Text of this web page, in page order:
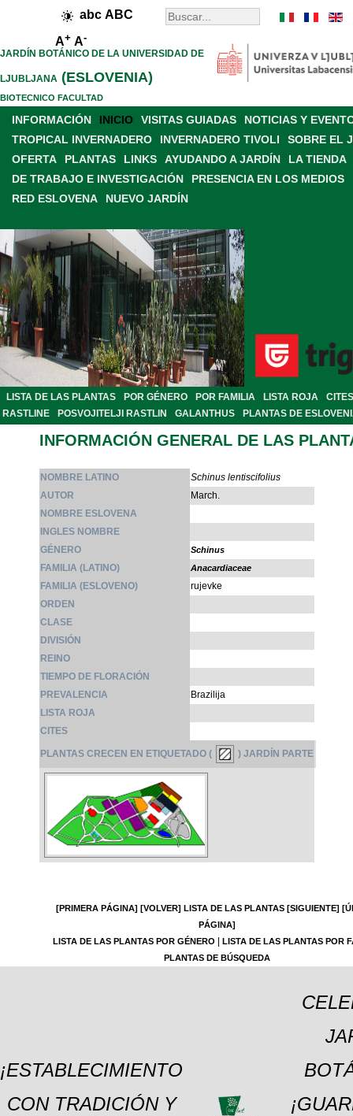
abc ABC
A+ A-
JARDÍN BOTÁNICO DE LA UNIVERSIDAD DE
LJUBLJANA (ESLOVENIA)
BIOTECNICO FACULTAD
INFORMACIÓN INICIO VISITAS GUIADAS
NOTICIAS Y
TROPICAL INVERNADERO
INVERNADERO TIVOLI
SOBRE EL
OFERTA
PLANTAS LINKS AYUDANDO A JARDÍN
LA TIENDA
DE TRABAJO E INVESTIGACIÓN
PRESENCIA EN LOS MEDIOS
RED ESLOVENA
NUEVO JARDÍN
LISTA DE LAS PLANTAS POR GÉNERO POR FAMILIA LISTA ROJA
CITES
RASTLINE
POSVOJITELJI RASTLIN GALANTHUS PLANTAS DE
INFORMACIÓN GENERAL DE LAS
NOMBRE LATINO
Schinus lentiscifolius
AUTOR
March.
NOMBRE ESLOVENA
INGLES NOMBRE
GÉNERO
Schinus
FAMILIA (LATINO) Anacardiaceae
FAMILIA (ESLOVENO)
rujevke
ORDEN
CLASE
DIVISIÓN
REINO
TIEMPO DE FLORACIÓN
PREVALENCIA
Brazilija
LISTA ROJA
CITES
PLANTAS CRECEN EN ETIQUETADO ( ) JARDÍN PARTE
[PRIMERA PÁGINA] [VOLVER] LISTA DE LAS PLANTAS [SIGUIENTE]
PÁGINA]
LISTA DE LAS PLANTAS POR GÉNERO
LISTA DE LAS PLANTAS POR
PLANTAS DE BÚSQUEDA
¡ESTABLECIMIENTO
CON TRADICIÓN Y